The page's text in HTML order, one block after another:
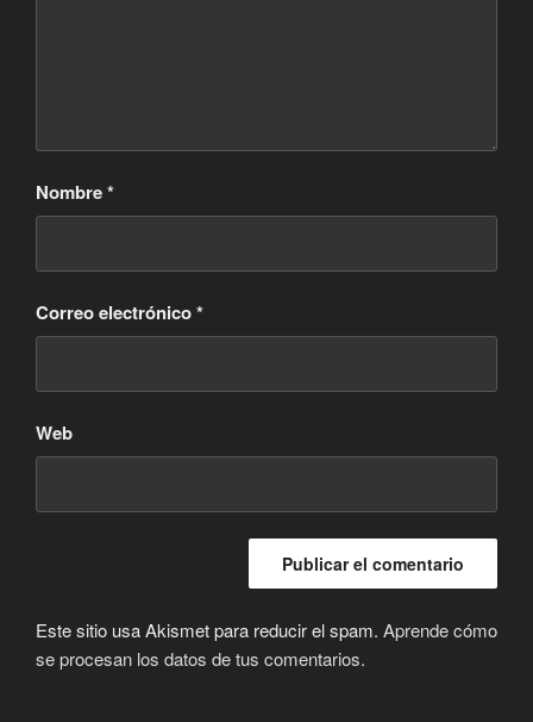
Nombre*
Correo electrónico*
Web
Este sitio usa Akismet para reducir el spam. Aprende cómo
se procesan los datos de tus comentarios.